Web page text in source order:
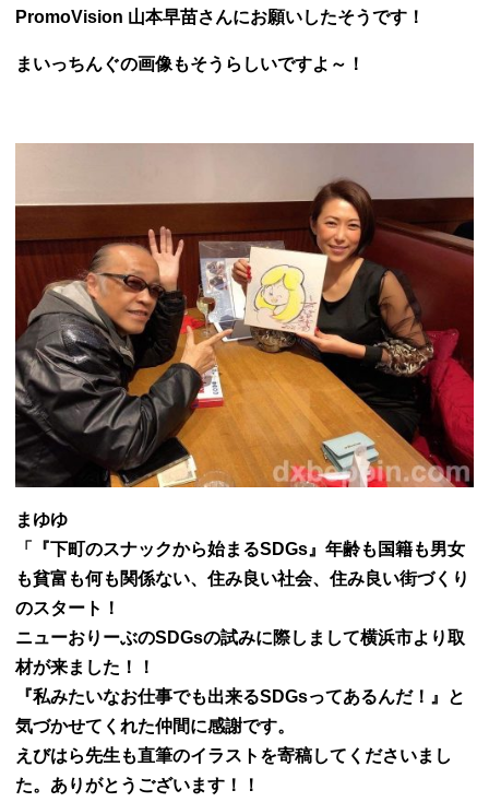
PromoVision 山本早苗さんにお願いしたそうです！
まいっちんぐの画像もそうらしいですよ～！
まゆゆ
「『下町のスナックから始まるSDGs』年齢も国籍も男女
も貧富も何も関係ない、住み良い社会、住み良い街づくり
のスタート！
ニューおりーぶのSDGsの試みに際しまして横浜市より取
材が来ました！！
『私みたいなお仕事でも出来るSDGsってあるんだ！』と
気づかせてくれた仲間に感謝です。
えびはら先生も直筆のイラストを寄稿してくださいまし
た。ありがとうございます！！